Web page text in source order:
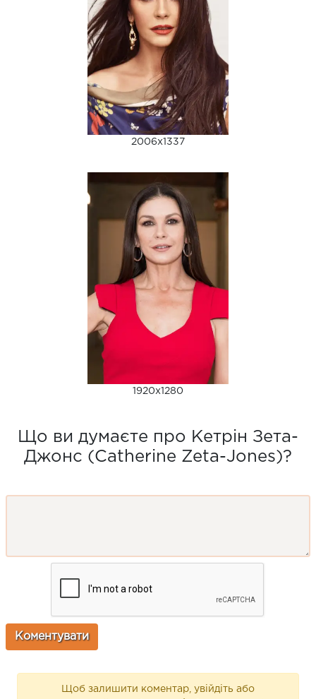
2006x1337
1920x1280
Що ви думаєте про Кетрін Зета-
Джонс (Catherine Zeta-Jones)?
Щоб залишити коментар, увійдіть або